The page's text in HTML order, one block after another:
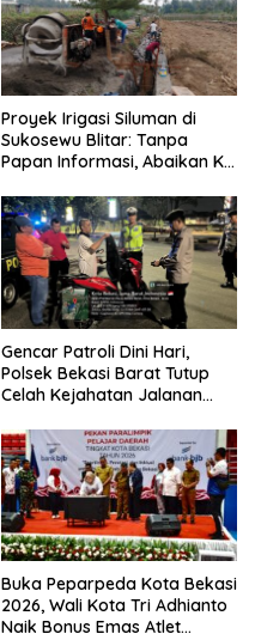
Proyek Irigasi Siluman di
Sukosewu Blitar: Tanpa
Papan Informasi, Abaikan K3,
Tanggung Jawab
Gencar Patroli Dini Hari,
Polsek Bekasi Barat Tutup
Celah Kejahatan Jalanan
Buka Peparpeda Kota Bekasi
2026, Wali Kota Tri Adhianto
Naik Bonus Emas Atlet